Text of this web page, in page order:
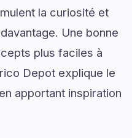
la curiosité et
Une bonne
plus faciles à
Depot explique le
apportant inspiration